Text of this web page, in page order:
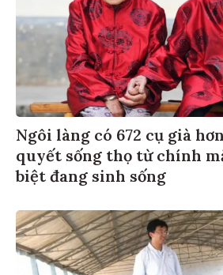
Ngôi làng có 672 cụ già
quyết sống thọ từ chính
biệt đang sinh sống